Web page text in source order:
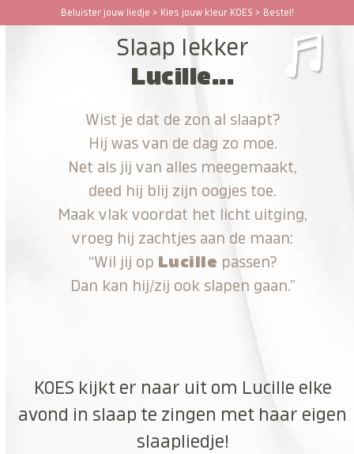
Beluister jouw liedje > Kies jouw kleur KOES > Bestel!
Open
Close
Slaap lekker
Lucille...
Wist je dat de zon al slaapt?
Hij was van de dag zo moe.
Net als jij van alles meegemaakt,
deed hij blij zijn oogjes toe.
Maak vlak voordat het licht uitging,
vroeg hij zachtjes aan de maan:
“Wil jij op Lucille passen?
Dan kan hij/zij ook slapen gaan.”
KOES kijkt er naar uit om Lucille elke
avond in slaap te zingen met haar eigen
slaapliedje!